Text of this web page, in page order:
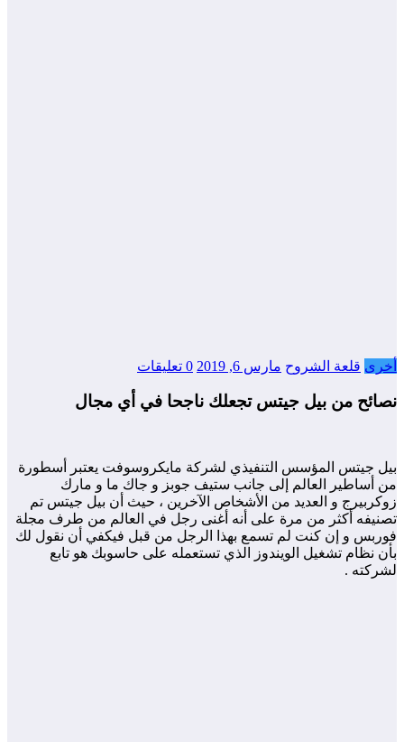
أخرى قلعة الشروح مارس 6, 2019 0 تعليقات
نصائح من بيل جيتس تجعلك ناجحا في أي مجال
بيل جيتس المؤسس التنفيذي لشركة مايكروسوفت يعتبر أسطورة
من أساطير العالم إلى جانب ستيف جوبز و جاك ما و مارك
زوكربيرج و العديد من الأشخاص الآخرين ، حيث أن بيل جيتس تم
تصنيفه أكثر من مرة على أنه أغنى رجل في العالم من طرف مجلة
فوربس و إن كنت لم تسمع بهذا الرجل من قبل فيكفي أن نقول لك
بأن نظام تشغيل الويندوز الذي تستعمله على حاسوبك هو تابع
لشركته .